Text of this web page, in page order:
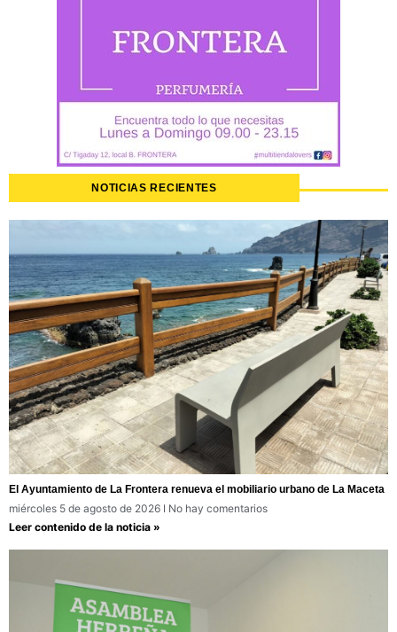
NOTICIAS RECIENTES
El Ayuntamiento de La Frontera renueva el mobiliario urbano de La Maceta
miércoles 5 de agosto de 2026
No hay comentarios
Leer contenido de la noticia »